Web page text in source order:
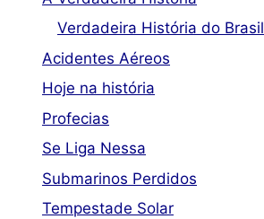
Verdadeira História do Brasil
Acidentes Aéreos
Hoje na história
Profecias
Se Liga Nessa
Submarinos Perdidos
Tempestade Solar